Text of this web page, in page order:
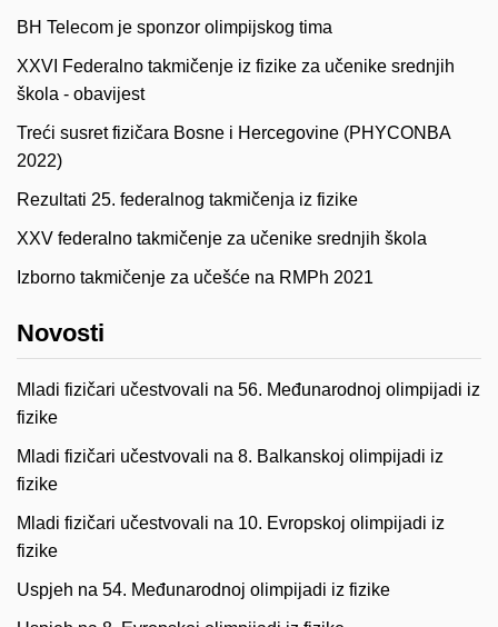
BH Telecom je sponzor olimpijskog tima
XXVI Federalno takmičenje iz fizike za učenike srednjih
škola - obavijest
Treći susret fizičara Bosne i Hercegovine (PHYCONBA
2022)
Rezultati 25. federalnog takmičenja iz fizike
XXV federalno takmičenje za učenike srednjih škola
Izborno takmičenje za učešće na RMPh 2021
Novosti
Mladi fizičari učestvovali na 56. Međunarodnoj olimpijadi iz
fizike
Mladi fizičari učestvovali na 8. Balkanskoj olimpijadi iz
fizike
Mladi fizičari učestvovali na 10. Evropskoj olimpijadi iz
fizike
Uspjeh na 54. Međunarodnoj olimpijadi iz fizike